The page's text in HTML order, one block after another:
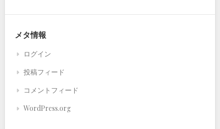
メタ情報
ログイン
投稿フィード
コメントフィード
WordPress.org